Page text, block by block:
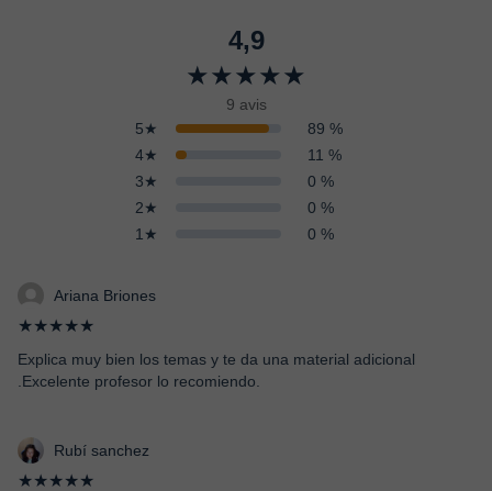
4,9
★★★★★
9 avis
5★
89 %
4★
11 %
3★
0 %
2★
0 %
1★
0 %
Ariana Briones
★★★★★
Explica muy bien los temas y te da una material adicional
.Excelente profesor lo recomiendo.
Rubí sanchez
★★★★★